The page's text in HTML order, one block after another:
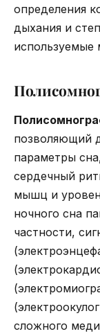
определения
дыхания и
позволяющий
параметры
сердечный
мышц и
ночного сна
частности,
сложного